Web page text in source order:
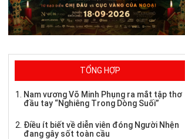
TỔNG HỢP
Nam vương Võ Minh Phụng ra mắt tập thơ
đầu tay “Nghiêng Trong Dòng Suối”
Điều ít biết về diễn viên đóng Người Nhện
đang gây sốt toàn cầu